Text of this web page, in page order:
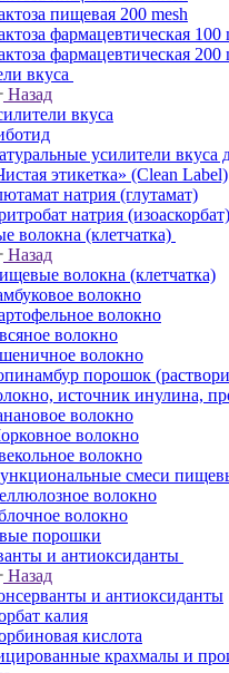
пищевая 200 mesh
фармацевтическая 100
фармацевтическая 200
вкуса
Назад
вкуса
усилители вкуса
этикетка» (Clean Label)
натрия (глутамат)
натрия (изоаскорбат)
волокна (клетчатка)
Назад
волокна (клетчатка)
волокно
волокно
волокно
волокно
порошок
источник инулина,
волокно
волокно
волокно
смеси
волокно
волокно
порошки
и антиоксиданты
Назад
и антиоксиданты
калия
кислота
крахмалы и